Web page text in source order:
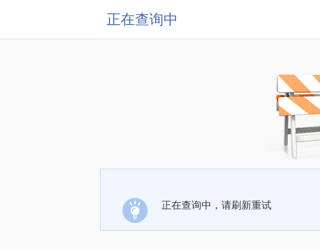
正在查询中
正在查询中，请刷新重试